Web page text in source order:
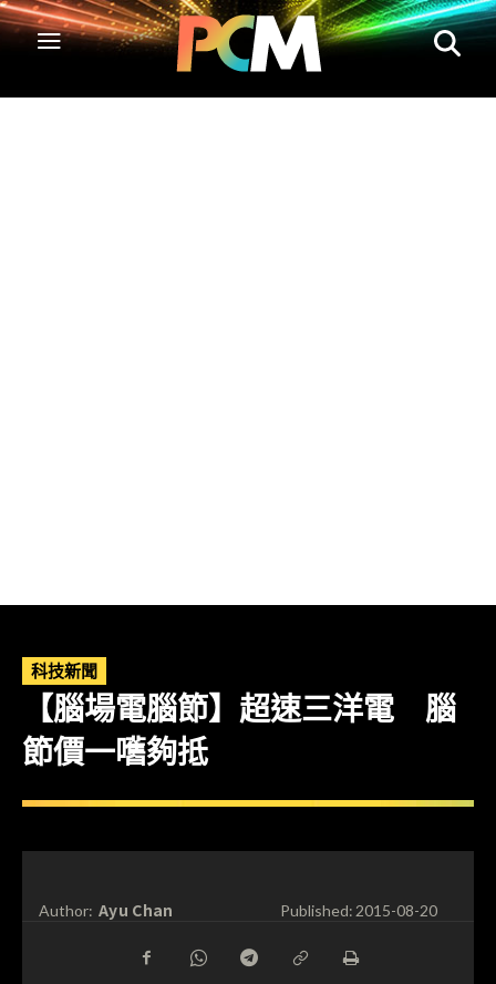
科技新聞
【腦場電腦節】超速三洋電 腦
節價一嚿夠抵
Author: Ayu Chan Published:2015-08-20